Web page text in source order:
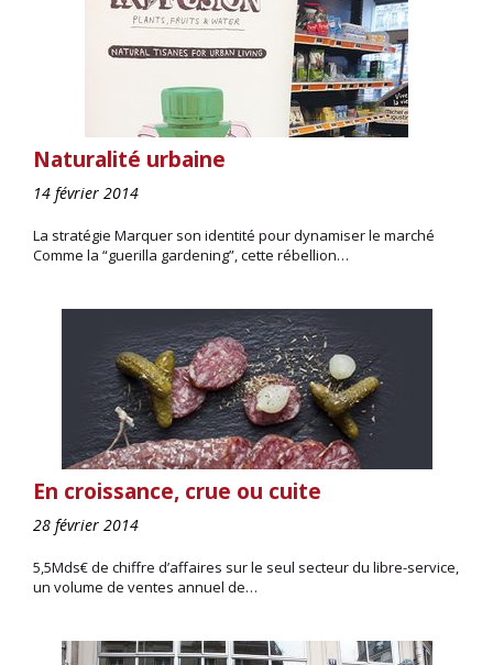
Naturalité urbaine
14 février 2014
La stratégie Marquer son identité pour dynamiser le marché
Comme la “guerilla gardening”, cette rébellion…
En croissance, crue ou cuite
28 février 2014
5,5Mds€ de chiffre d’affaires sur le seul secteur du libre-service,
un volume de ventes annuel de…